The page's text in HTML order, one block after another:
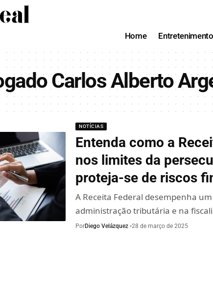
Home Entretenimento
Carlos Alberto
NOTÍCIAS
Entenda como a
nos limites da
proteja-se de riscos
A Receita Federal desempenha
administração tributária e na
PorDiego Velázquez 28 de março de 2025